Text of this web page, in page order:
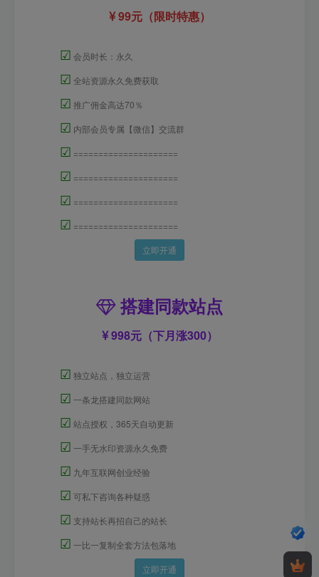
99元（限时特惠）
☑ 会员时长：永久
☑ 全站资源永久免费获取
☑ 推广佣金高达70％
☑ 内部会员专属【微信】交流群
☑ =====================
☑ =====================
☑ =====================
☑ =====================
立即开通
搭建同款站点
998元（下月涨300）
☑ 独立站点，独立运营
☑ 一条龙搭建同款网站
☑ 站点授权，365天自动更新
☑ 一手无水印资源永久免费
☑ 九年互联网创业经验
☑ 可私下咨询各种疑惑
☑ 支持站长再招自己的站长
☑ 一比一复制全套方法包落地
立即开通